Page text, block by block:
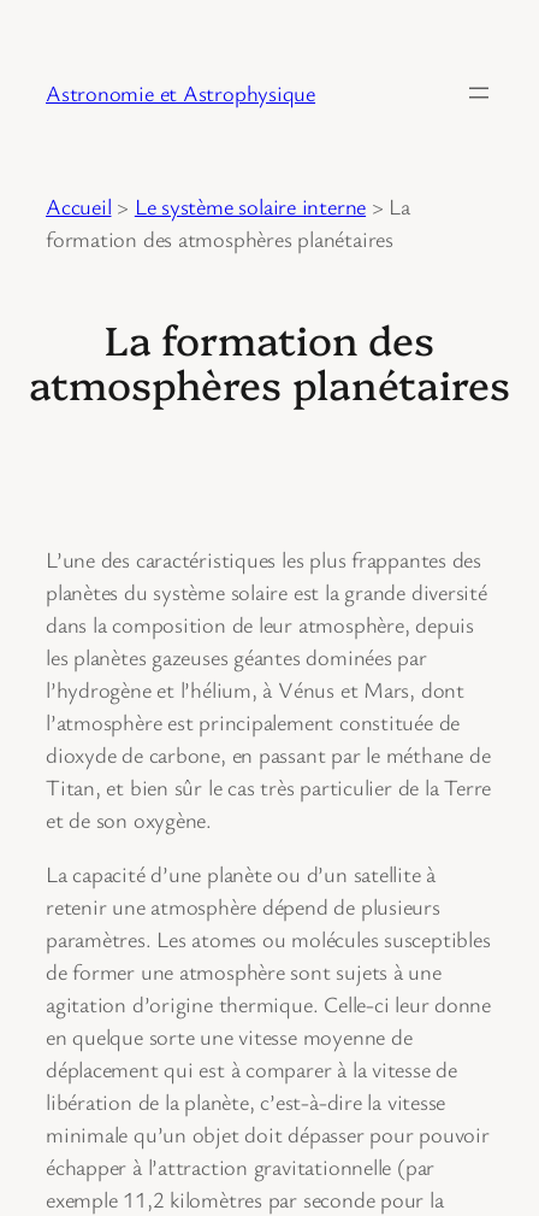
Astronomie et Astrophysique
Accueil > Le système solaire interne > La
formation des atmosphères planétaires
La formation des
atmosphères planétaires
L’une des caractéristiques les plus frappantes des
planètes du système solaire est la grande diversité
dans la composition de leur atmosphère, depuis
les planètes gazeuses géantes dominées par
l’hydrogène et l’hélium, à Vénus et Mars, dont
l’atmosphère est principalement constituée de
dioxyde de carbone, en passant par le méthane de
Titan, et bien sûr le cas très particulier de la Terre
et de son oxygène.
La capacité d’une planète ou d’un satellite à
retenir une atmosphère dépend de plusieurs
paramètres. Les atomes ou molécules susceptibles
de former une atmosphère sont sujets à une
agitation d’origine thermique. Celle-ci leur donne
en quelque sorte une vitesse moyenne de
déplacement qui est à comparer à la vitesse de
libération de la planète, c’est-à-dire la vitesse
minimale qu’un objet doit dépasser pour pouvoir
échapper à l’attraction gravitationnelle (par
exemple 11,2 kilomètres par seconde pour la